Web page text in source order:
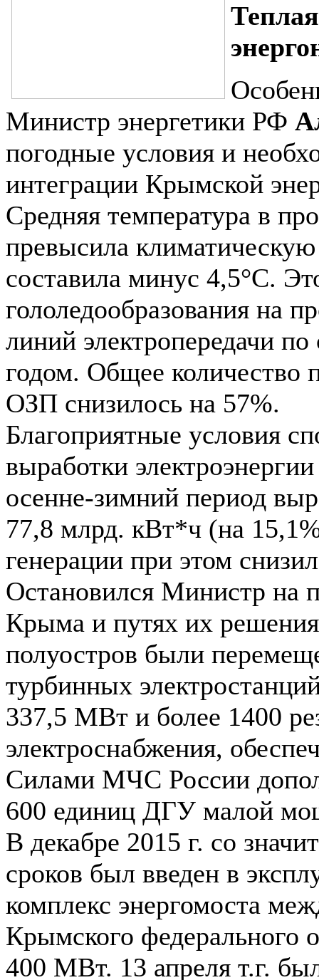
Министр энергетики РФ
погодные условия и
интеграции Крымской
Средняя температура в
превысила
составила минус 4,5°C.
гололедообразования на
линий электропередачи
годом. Общее количество
ОЗП снизилось на 57%.
Благоприятные условия
выработки
осенне-зимний период
77,8 млрд. кВт*ч (на
генерации при этом
Остановился Министр на
Крыма и путях их
полуостров были
турбинных
337,5 МВт и более 1400
электроснабжения,
Силами МЧС России
600 единиц ДГУ малой
В декабре 2015 г. со
сроков был введен в
комплекс энергомоста
Крымского федерального
400 МВт. 13 апреля т.г.